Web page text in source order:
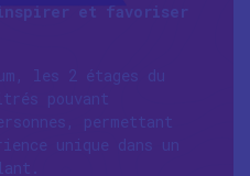
et favoriser
les 2 étages du
pouvant
permettant
unique dans un